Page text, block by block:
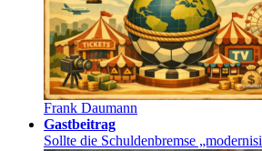
Frank Daumann
Gastbeitrag
Sollte die Schuldenbremse